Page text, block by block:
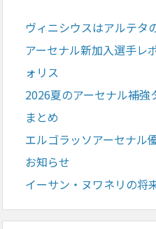
ヴィニシウスはアルテタ
アーセナル新加入選手レ
ォリス
2026夏のアーセナル補
まとめ
エルゴラッソアーセナル
お知らせ
イーサン・ヌワネリの将